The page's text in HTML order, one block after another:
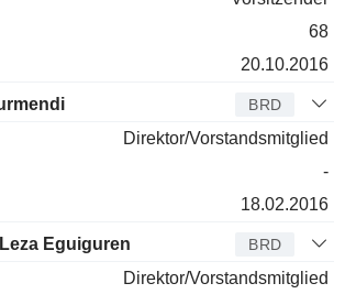
68
20.10.2016
BRD
Direktor/Vorstandsmitglied
-
18.02.2016
Eguiguren BRD
Direktor/Vorstandsmitglied